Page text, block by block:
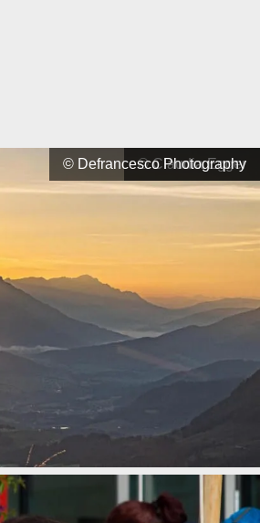
© Claudia Egger
© Defrancesco Photography